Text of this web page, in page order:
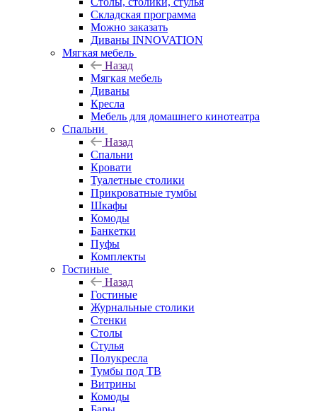
Складская программа
Можно заказать
Диваны INNOVATION
Мягкая мебель
Назад
Мягкая мебель
Диваны
Кресла
Мебель для домашнего кинотеатра
Спальни
Назад
Спальни
Кровати
Туалетные столики
Прикроватные тумбы
Шкафы
Комоды
Банкетки
Пуфы
Комплекты
Гостиные
Назад
Гостиные
Журнальные столики
Стенки
Столы
Стулья
Полукресла
Тумбы под ТВ
Витрины
Комоды